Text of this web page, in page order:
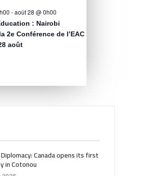
-août 28 @ 0h00
: Nairobi
2e Conférence de l’EAC
août
Canada opens its first
in Cotonou